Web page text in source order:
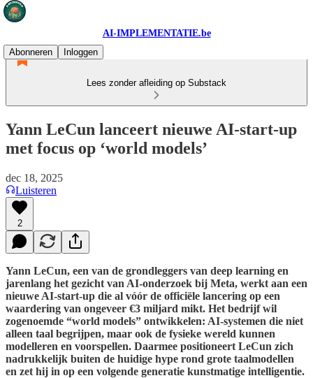
AI-IMPLEMENTATIE.be
Abonneren
Inloggen
Lees zonder afleiding op Substack
Yann LeCun lanceert nieuwe AI-start-up
met focus op ‘world models’
dec 18, 2025
Luisteren
2
Yann LeCun, een van de grondleggers van deep learning en
jarenlang het gezicht van AI-onderzoek bij Meta, werkt aan een
nieuwe AI-start-up die al vóór de officiële lancering op een
waardering van ongeveer €3 miljard mikt. Het bedrijf wil
zogenoemde “world models” ontwikkelen: AI-systemen die niet
alleen taal begrijpen, maar ook de fysieke wereld kunnen
modelleren en voorspellen. Daarmee positioneert LeCun zich
nadrukkelijk buiten de huidige hype rond grote taalmodellen
en zet hij in op een volgende generatie kunstmatige intelligentie.